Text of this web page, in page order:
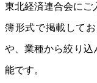
東北経済連合会にご
簿形式で掲載して
や、業種から絞り込
能です。